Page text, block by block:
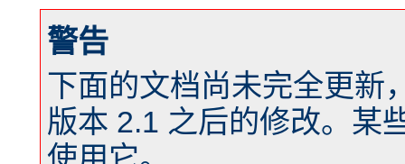
警告
下面的文档尚未完全更新
版本 2.1 之后的修改。某